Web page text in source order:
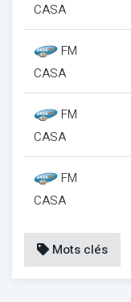
CASA
FM
CASA
FM
CASA
FM
CASA
Mots clés